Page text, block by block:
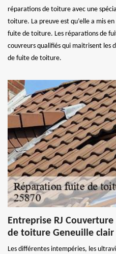
réparations de toiture avec une
toiture. La preuve est qu’elle a mis
fuite de toiture. Les réparations de
couvreurs qualifiés qui maitrisent les
de fuite de toiture.
Entreprise RJ
de toiture Geneuille
Les différentes intempéries, les